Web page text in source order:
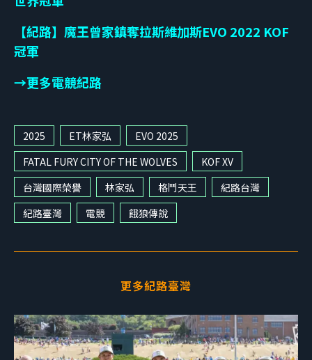
【紀路】魔王曾家鎮奪拉斯維加斯EVO 2022 KOF
冠軍
→更多電競紀路
2025 ET林家弘
EVO 2025
FATAL FURY CITY OF THE WOLVES
KOF XV
台灣國際榮譽
林家弘 格鬥天王
紀路台灣
紀路臺灣
電競 餓狼傳說
更多紀路臺灣